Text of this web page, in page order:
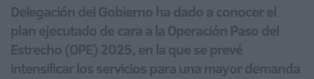
Delegación del Gobierno ha dado a conocer el
plan ejecutado de cara a la Operación Paso del
Estrecho (OPE) 2025, en la que se prevé
intensificar los servicios para una mayor demanda